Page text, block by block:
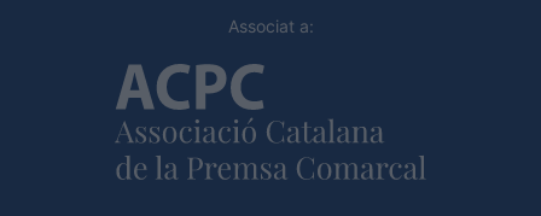
Associat a: